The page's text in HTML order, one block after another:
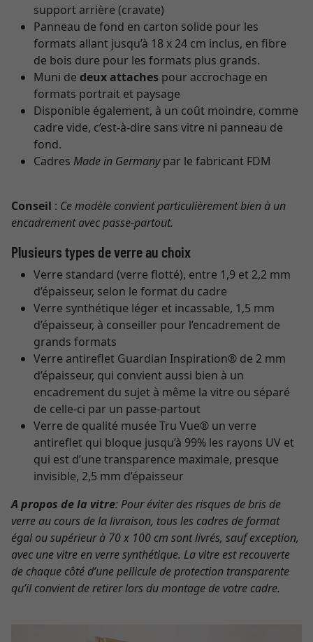
support arrière (cravate)
Panneau de fond en carton solide pour les
formats allant jusqu’à 18 x 24 cm inclus, en fibre
de bois dure pour les formats plus grands.
Muni de deux attaches pour accrochage en
formats portrait et paysage
Disponible également, à un coût moindre, comme
cadre vide, c’est-à-dire sans vitre ni panneau de
fond.
Cadres Made in Germanypar le fabricant FDM
Conseil : Ce modèle convient particulièrement bien à un
encadrement avec passe-partout.
Plusieurs types de verre au choix
Verre standard (verre flotté), entre 1,9 et 2,2 mm
d’épaisseur, selon le format du cadre
Verre synthétique léger et incassable, 1,5 mm
d’épaisseur, à conseiller pour l’encadrement de
grands formats
Verre antireflet Guardian Inspiration® de 2 mm
d’épaisseur, qui convient aussi bien à un
encadrement du sujet à même la vitre ou séparé
de celle-ci par un passe-partout
Verre de qualité musée Tru Vue® un verre
antireflet qui bloque jusqu’à 99% les rayons UV et
qui est d’une transparence maximale, presque
invisible, 2,5 mm d’épaisseur
A propos de la vitre: Pour éviter des risques de bris de
verre au cours de la livraison, tous les cadres de format
égal ou supérieur à 70 x 100 cm sont livrés, sauf exception,
avec une vitre en verre synthétique. La vitre est recouverte
de chaque côté d’une pellicule de protection transparente
qu’il convient de retirer lors du montage de votre cadre.